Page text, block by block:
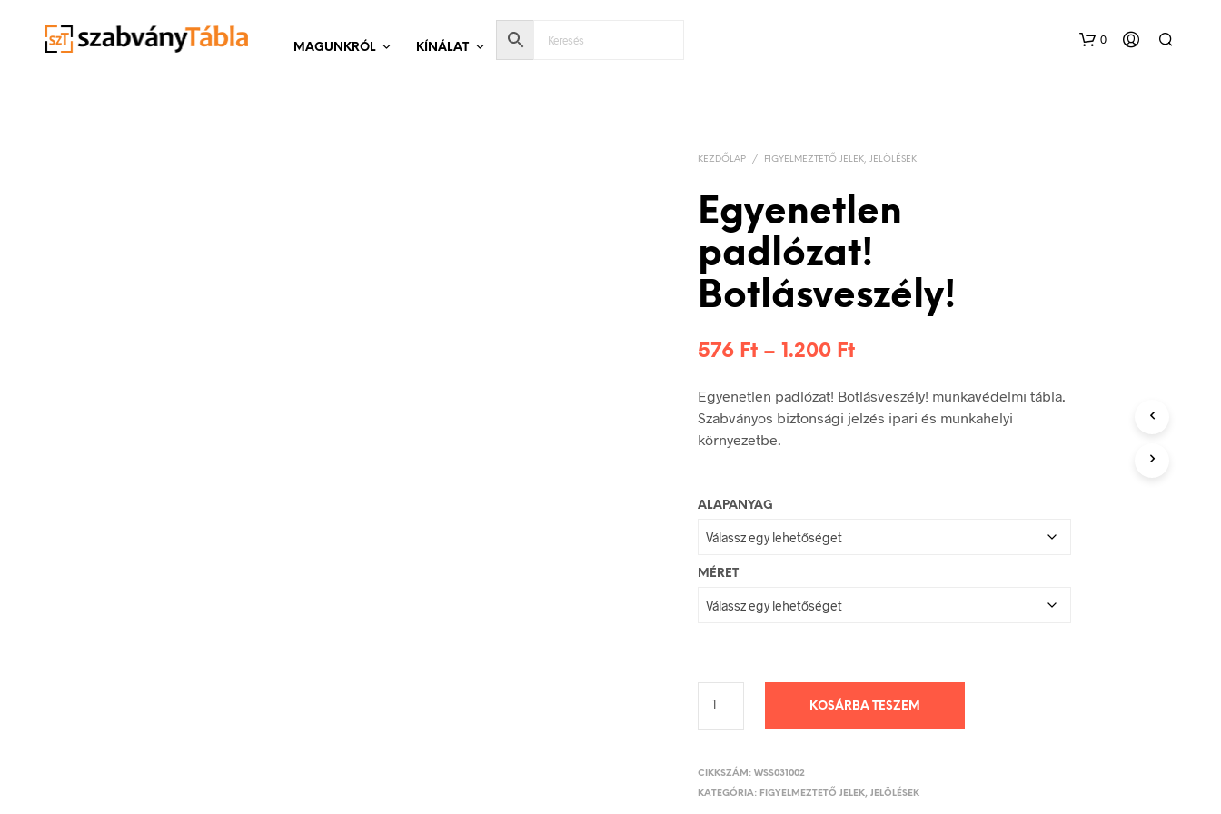
MAGUNKRÓL KÍNÁLAT
0
KEZDŐLAP / FIGYELMEZTETŐ JELEK, JELÖLÉSEK
Egyenetlen
padlózat!
Botlásveszély!
576 Ft – 1.200 FtÁrtartomány:
-
Egyenetlen padlózat! Botlásveszély! munkavédelmi tábla.
Szabványos biztonsági jelzés ipari és munkahelyi
környezetbe.
ALAPANYAG
MÉRET
KOSÁRBA TESZEM
CIKKSZÁM:WSS031002
KATEGÓRIA: FIGYELMEZTETŐ JELEK, JELÖLÉSEK